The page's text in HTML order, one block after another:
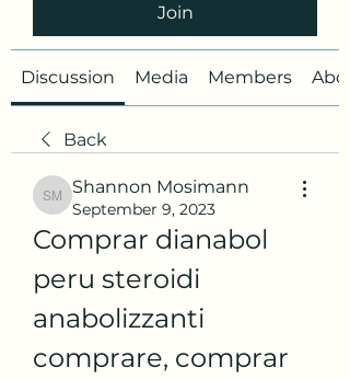
Join
Discussion Media Members
Back
Shannon Mosimann
Shannon Mosimann
September 9, 2023
Comprar dianabol
peru steroidi
anabolizzanti
comprare, comprar